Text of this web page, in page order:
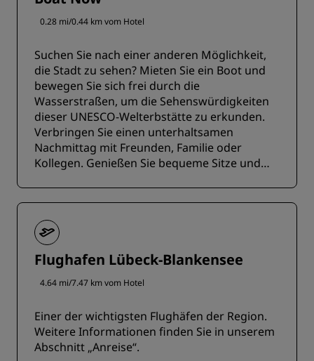
0.28 mi/0.44 km vom Hotel
Suchen Sie nach einer anderen Möglichkeit,
die Stadt zu sehen? Mieten Sie ein Boot und
bewegen Sie sich frei durch die
Wasserstraßen, um die Sehenswürdigkeiten
dieser UNESCO-Welterbstätte zu erkunden.
Verbringen Sie einen unterhaltsamen
Nachmittag mit Freunden, Familie oder
Kollegen. Genießen Sie bequeme Sitze und
Flughafen Lübeck-Blankensee
4.64 mi/7.47 km vom Hotel
Einer der wichtigsten Flughäfen der Region.
Weitere Informationen finden Sie in unserem
Abschnitt „Anreise“.